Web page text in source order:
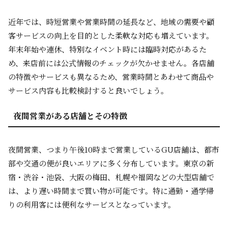
近年では、時短営業や営業時間の延長など、地域の需要や顧
客サービスの向上を目的とした柔軟な対応も増えています。
年末年始や連休、特別なイベント時には臨時対応があるた
め、来店前には公式情報のチェックが欠かせません。各店舗
の特徴やサービスも異なるため、営業時間とあわせて商品や
サービス内容も比較検討すると良いでしょう。
夜間営業がある店舗とその特徴
夜間営業、つまり午後10時まで営業しているGU店舗は、都市
部や交通の便が良いエリアに多く分布しています。東京の新
宿・渋谷・池袋、大阪の梅田、札幌や福岡などの大型店舗で
は、より遅い時間まで買い物が可能です。特に通勤・通学帰
りの利用客には便利なサービスとなっています。